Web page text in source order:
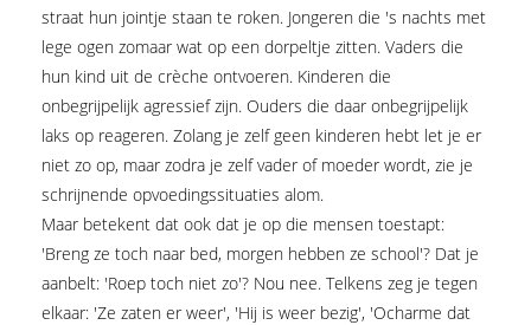
straat hun jointje staan te roken. Jongeren die 's nachts met
lege ogen zomaar wat op een dorpeltje zitten. Vaders die
hun kind uit de crèche ontvoeren. Kinderen die
onbegrijpelijk agressief zijn. Ouders die daar onbegrijpelijk
laks op reageren. Zolang je zelf geen kinderen hebt let je er
niet zo op, maar zodra je zelf vader of moeder wordt, zie je
schrijnende opvoedingssituaties alom.
Maar betekent dat ook dat je op die mensen toestapt:
'Breng ze toch naar bed, morgen hebben ze school'? Dat je
aanbelt: 'Roep toch niet zo'? Nou nee. Telkens zeg je tegen
elkaar: 'Ze zaten er weer', 'Hij is weer bezig', 'Ocharme dat